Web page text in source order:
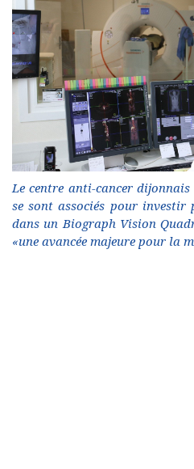
Le centre anti-cancer
se sont associés pour investir
dans un Biograph Vision
«une avancée majeure pour la